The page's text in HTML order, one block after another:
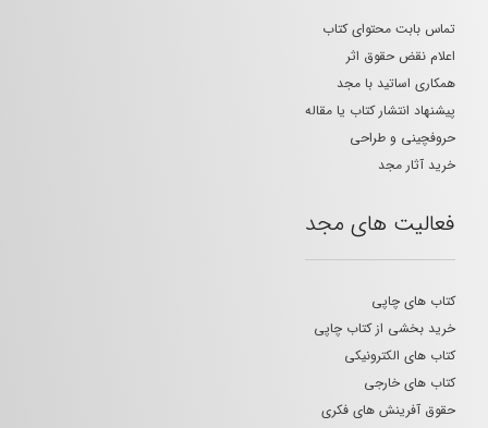
تماس بابت محتوای کتاب
اعلام نقض حقوق اثر
همکاری اساتید با مجد
پیشنهاد انتشار کتاب یا مقاله
حروفچینی و طراحی
خرید آثار مجد
فعالیت های مجد
کتاب های چاپی
خرید بخشی از کتاب چاپی
کتاب های الکترونیکی
کتاب های خارجی
حقوق آفرینش های فکری